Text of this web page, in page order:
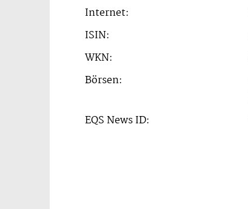
Internet:
ISIN:
WKN:
Börsen:
EQS News ID: